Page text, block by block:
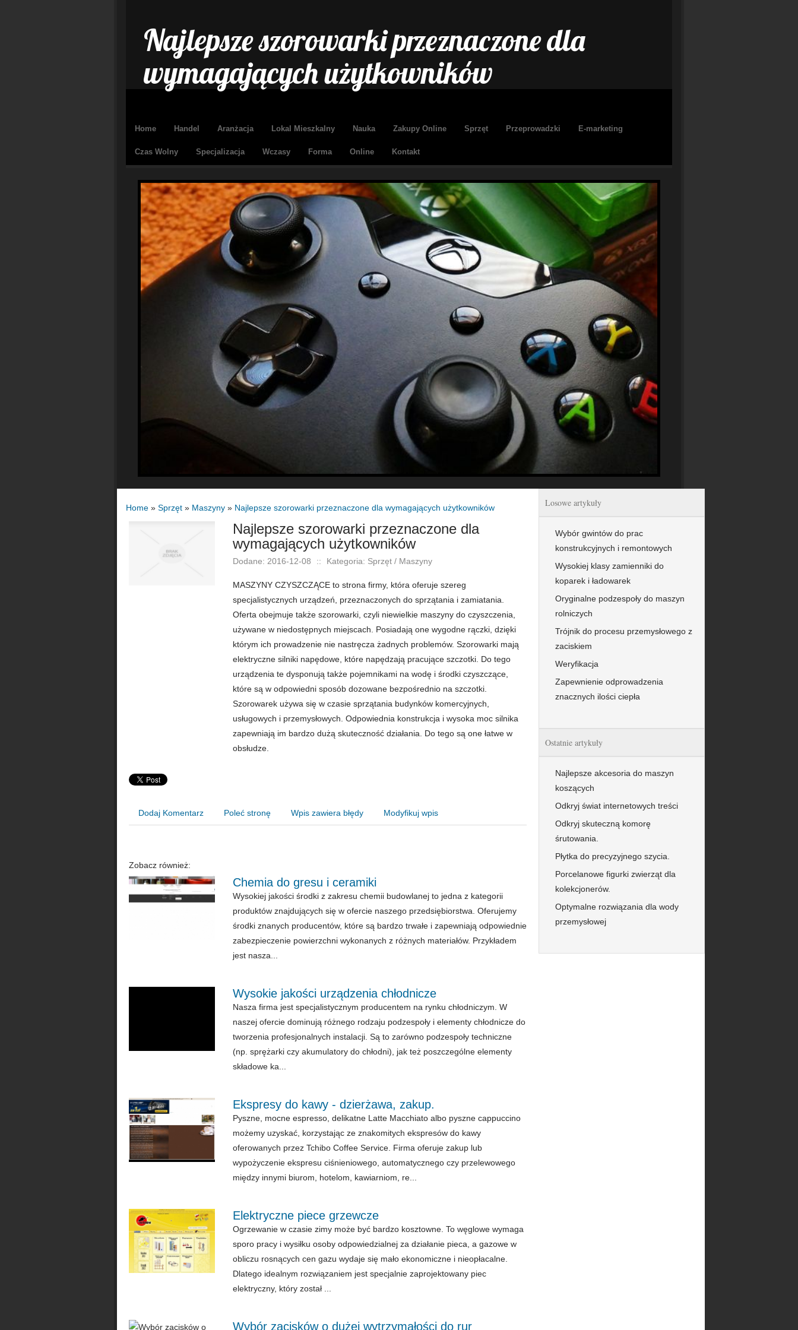
Najlepsze szorowarki przeznaczone dla
wymagających użytkowników
Home Handel Aranżacja Lokal Mieszkalny Nauka Zakupy Online Sprzęt Przeprowadzki E-marketing
Czas Wolny Specjalizacja Wczasy Forma Online Kontakt
Home » Sprzęt » Maszyny » Najlepsze szorowarki przeznaczone dla wymagających użytkowników
Najlepsze szorowarki przeznaczone dla
wymagających użytkowników
Dodane: 2016-12-08 :: Kategoria: Sprzęt / Maszyny
MASZYNY CZYSZCZĄCE to strona firmy, która oferuje szereg
specjalistycznych urządzeń, przeznaczonych do sprzątania i zamiatania.
Oferta obejmuje także szorowarki, czyli niewielkie maszyny do czyszczenia,
używane w niedostępnych miejscach. Posiadają one wygodne rączki, dzięki
którym ich prowadzenie nie nastręcza żadnych problemów. Szorowarki mają
elektryczne silniki napędowe, które napędzają pracujące szczotki. Do tego
urządzenia te dysponują także pojemnikami na wodę i środki czyszczące,
które są w odpowiedni sposób dozowane bezpośrednio na szczotki.
Szorowarek używa się w czasie sprzątania budynków komercyjnych,
usługowych i przemysłowych. Odpowiednia konstrukcja i wysoka moc silnika
zapewniają im bardzo dużą skuteczność działania. Do tego są one łatwe w
obsłudze.
Dodaj Komentarz Poleć stronę Wpis zawiera błędy Modyfikuj wpis
Zobacz również:
Chemia do gresu i ceramiki
Wysokiej jakości środki z zakresu chemii budowlanej to jedna z kategorii
produktów znajdujących się w ofercie naszego przedsiębiorstwa. Oferujemy
środki znanych producentów, które są bardzo trwałe i zapewniają odpowiednie
zabezpieczenie powierzchni wykonanych z różnych materiałów. Przykładem
jest nasza...
Wysokie jakości urządzenia chłodnicze
Nasza firma jest specjalistycznym producentem na rynku chłodniczym. W
naszej ofercie dominują różnego rodzaju podzespoły i elementy chłodnicze do
tworzenia profesjonalnych instalacji. Są to zarówno podzespoły techniczne
(np. sprężarki czy akumulatory do chłodni), jak też poszczególne elementy
składowe ka...
Ekspresy do kawy - dzierżawa, zakup.
Pyszne, mocne espresso, delikatne Latte Macchiato albo pyszne cappuccino
możemy uzyskać, korzystając ze znakomitych ekspresów do kawy
oferowanych przez Tchibo Coffee Service. Firma oferuje zakup lub
wypożyczenie ekspresu ciśnieniowego, automatycznego czy przelewowego
między innymi biurom, hotelom, kawiarniom, re...
Elektryczne piece grzewcze
Ogrzewanie w czasie zimy może być bardzo kosztowne. To węglowe wymaga
sporo pracy i wysiłku osoby odpowiedzialnej za działanie pieca, a gazowe w
obliczu rosnących cen gazu wydaje się mało ekonomiczne i nieopłacalne.
Dlatego idealnym rozwiązaniem jest specjalnie zaprojektowany piec
elektryczny, który został ...
Wybór zacisków o dużej wytrzymałości do rur
Losowe artykuły
Wybór gwintów do prac
konstrukcyjnych i remontowych
Wysokiej klasy zamienniki do
koparek i ładowarek
Oryginalne podzespoły do maszyn
rolniczych
Trójnik do procesu przemysłowego z
zaciskiem
Weryfikacja
Zapewnienie odprowadzenia
znacznych ilości ciepła
Ostatnie artykuły
Najlepsze akcesoria do maszyn
koszących
Odkryj świat internetowych treści
Odkryj skuteczną komorę
śrutowania.
Płytka do precyzyjnego szycia.
Porcelanowe figurki zwierząt dla
kolekcjonerów.
Optymalne rozwiązania dla wody
przemysłowej